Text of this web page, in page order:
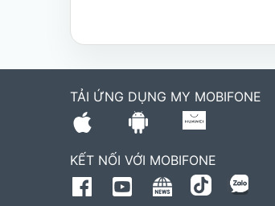
TẢI ỨNG DỤNG MY MOBIFONE
KẾT NỐI VỚI MOBIFONE